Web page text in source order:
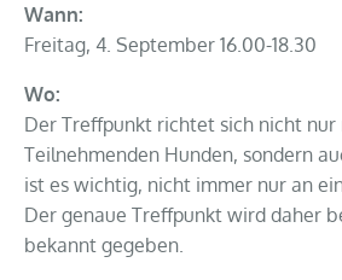
Wann:
Freitag, 4. September 16.00-18.30
Wo:
Der Treffpunkt richtet sich nicht nur
Teilnehmenden Hunden, sondern
ist es wichtig, nicht immer nur an
Der genaue Treffpunkt wird daher
bekannt gegeben.